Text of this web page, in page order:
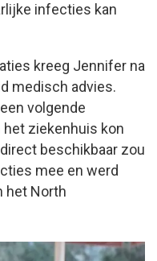
infecties kan
kreeg Jennifer na
medisch advies.
volgende
het ziekenhuis kon
beschikbaar zou
mee en werd
het North